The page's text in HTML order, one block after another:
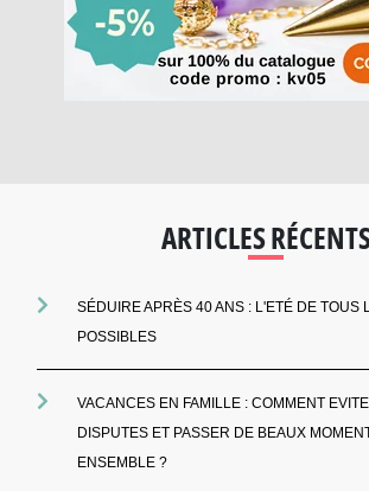
ARTICLES
SÉDUIRE APRÈS 40 ANS : L'ETÉ DE TOUS
POSSIBLES
VACANCES EN FAMILLE : COMMENT
DISPUTES ET PASSER DE BEAUX
ENSEMBLE ?